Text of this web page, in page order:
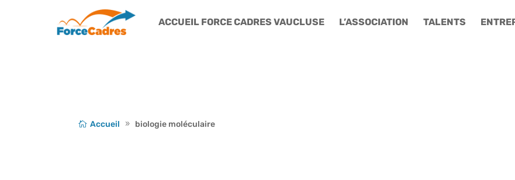
ACCUEIL FORCE CADRES VAUCLUSE L’ASSOCIATION TALENTS
Accueil biologie moléculaire